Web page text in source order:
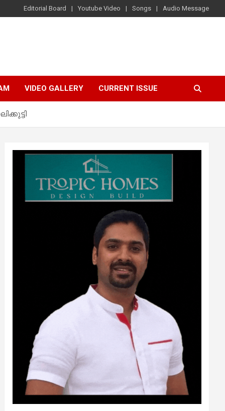
Editorial Board Youtube Video Songs Audio Message
VIDEO GALLERY CURRENT ISSUE